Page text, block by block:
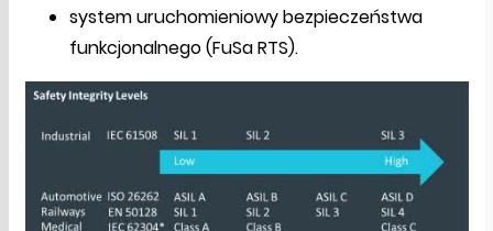
system uruchomieniowy bezpieczeństwa
funkcjonalnego (FuSa RTS).